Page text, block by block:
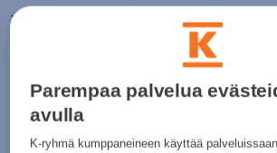
Tuotteeseen liittyvät listaukset:Lasten kesätakit
,Vapaa-aika -
19,95€
Normaalihinta:
Parempaa palvelua
avulla
K-ryhmä kumppaneineen käyttää